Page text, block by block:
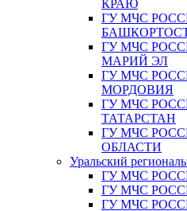
КРАЮ
ГУ МЧС
ГУ МЧС
МАРИЙ ЭЛ
ГУ МЧС
МОРДОВИЯ
ГУ МЧС
ТАТАРСТАН
ГУ МЧС
ОБЛАСТИ
Уральский
ГУ МЧС
ГУ МЧС
ГУ МЧС